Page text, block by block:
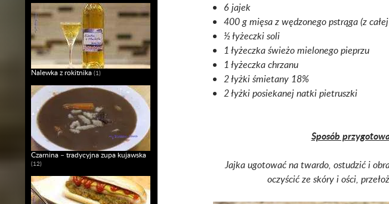
6 jajek
400 g mięsa z wędzonego pstrąga (z
½ łyżeczki soli
1 łyżeczka świeżo mielonego pieprzu
1 łyżeczka chrzanu
2 łyżki śmietany 18%
2 łyżki posiekanej natki pietruszki
Sposób
Jajka ugotować na twardo, ostudzić i
oczyścić ze skóry i ości,
Nalewka z rokitnika (1)
Czarnina – tradycyjna zupa kujawska
(12)